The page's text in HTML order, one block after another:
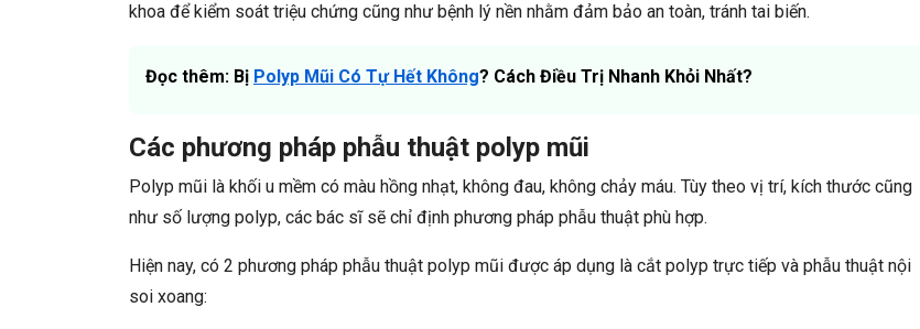
khoa để kiểm soát triệu chứng cũng như bệnh lý nền nhằm đảm bảo an toàn, tránh tai biến.
Đọc thêm: Bị Polyp Mũi Có Tự Hết Không? Cách Điều Trị Nhanh Khỏi Nhất?
Các phương pháp phẫu thuật polyp mũi
Polyp mũi là khối u mềm có màu hồng nhạt, không đau, không chảy máu. Tùy theo vị trí, kích thước cũng
như số lượng polyp, các bác sĩ sẽ chỉ định phương pháp phẫu thuật phù hợp.
Hiện nay, có 2 phương pháp phẫu thuật polyp mũi được áp dụng là cắt polyp trực tiếp và phẫu thuật nội
soi xoang: